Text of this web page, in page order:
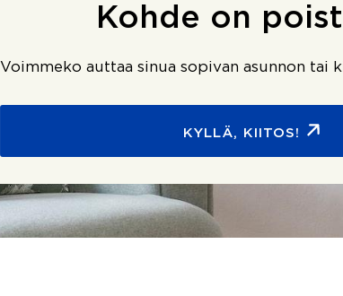
Kohde on
Voimmeko auttaa sinua sopivan asunnon tai
KYLLÄ, KIITOS!